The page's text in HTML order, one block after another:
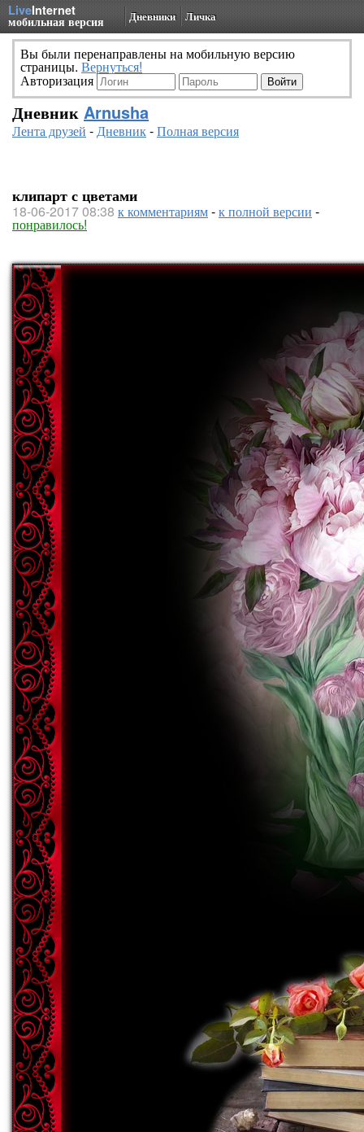
LiveInternet
мобильная версия Дневники Личка
Вы были перенаправлены на мобильную версию
страницы. Вернуться!
Авторизация
Дневник Arnusha
Лента друзей -Дневник-Полная версия
клипарт с цветами
18-06-2017 08:38 к комментариям-к полной версии -
понравилось!